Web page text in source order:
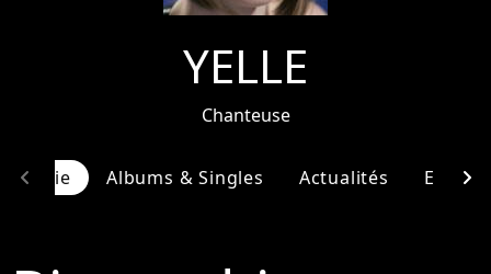
YELLE
Chanteuse
Albums & Singles Actualités
chevron_left chevron_right